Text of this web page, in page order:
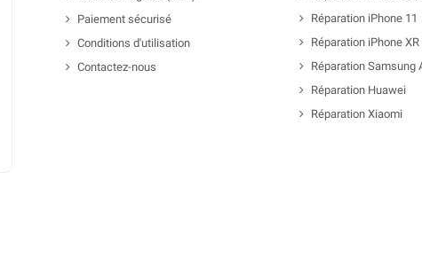
Paiement sécurisé
Conditions d'utilisation
Contactez-nous
Réparation iPhone 11
Réparation iPhone XR
Réparation Samsung
Réparation Huawei
Réparation Xiaomi